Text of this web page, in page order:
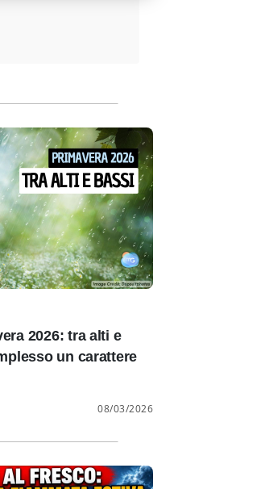
2026: tra alti e
un carattere
08/03/2026